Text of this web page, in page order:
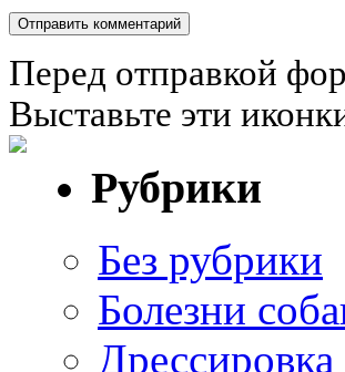
Перед отправкой
Выставьте эти
Рубрики
Без рубрики
Болезни
Дрессировка